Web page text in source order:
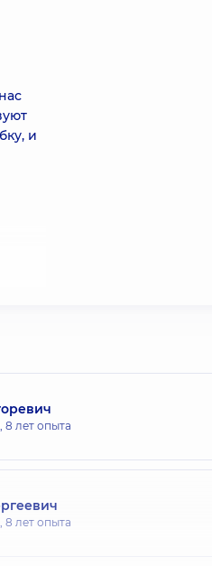
и
8 лет опыта
8 лет опыта